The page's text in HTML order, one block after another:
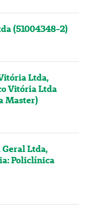
(51004348-2)
Ltda,
Vitória Ltda
Master)
Ltda,
Policlínica